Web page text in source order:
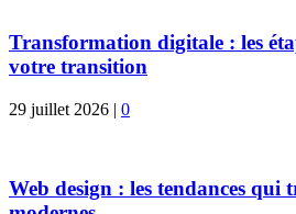
Transformation digitale : les
votre transition
29 juillet 2026 | 0
Web design : les tendances qui